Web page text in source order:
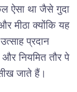
ऐसा था जैसे गुदा
मीठा क्योंकि यह
प्रदान
नियमित तौर पे
जाते हैं।